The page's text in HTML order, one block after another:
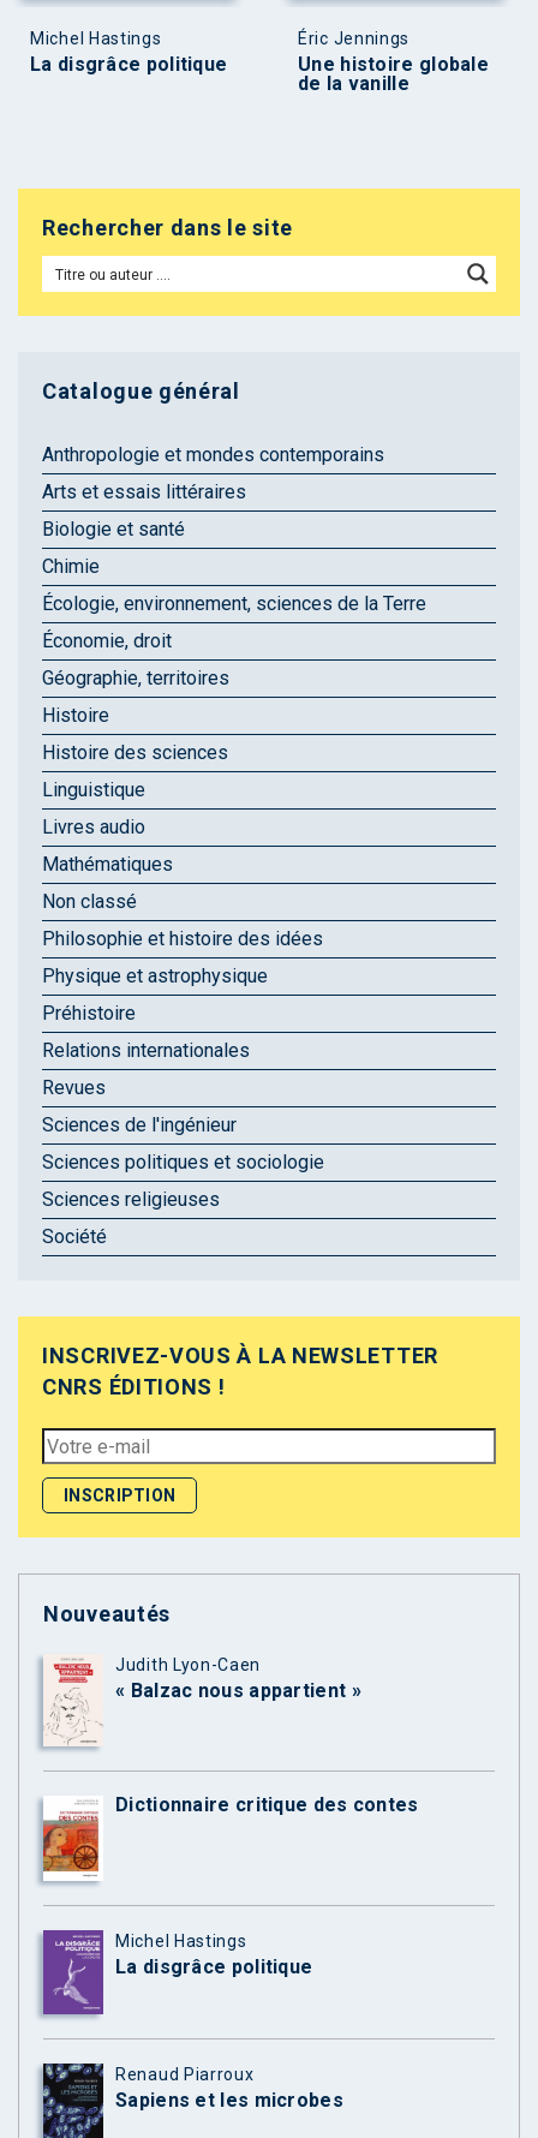
Michel Hastings
La disgrâce politique
Éric Jennings
Une histoire globale
de la vanille
Rechercher dans le site
Catalogue général
Anthropologie et mondes contemporains
Arts et essais littéraires
Biologie et santé
Chimie
Écologie, environnement, sciences de la Terre
Économie, droit
Géographie, territoires
Histoire
Histoire des sciences
Linguistique
Livres audio
Mathématiques
Non classé
Philosophie et histoire des idées
Physique et astrophysique
Préhistoire
Relations internationales
Revues
Sciences de l'ingénieur
Sciences politiques et sociologie
Sciences religieuses
Société
INSCRIVEZ-VOUS À LA NEWSLETTER
CNRS ÉDITIONS !
Nouveautés
Judith Lyon-Caen
« Balzac nous appartient »
Dictionnaire critique des contes
Michel Hastings
La disgrâce politique
Renaud Piarroux
Sapiens et les microbes